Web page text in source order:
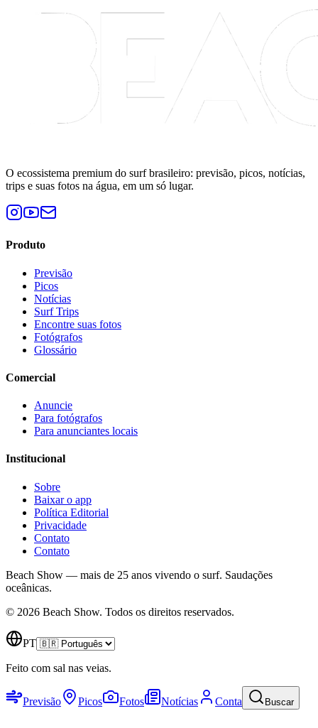
O ecossistema premium do surf brasileiro: previsão, picos, notícias,
trips e suas fotos na água, em um só lugar.
Produto
Previsão
Picos
Notícias
Surf Trips
Encontre suas fotos
Fotógrafos
Glossário
Comercial
Anuncie
Para fotógrafos
Para anunciantes locais
Institucional
Sobre
Baixar o app
Política Editorial
Privacidade
Contato
Contato
Beach Show — mais de 25 anos vivendo o surf. Saudações
oceânicas.
© 2026 Beach Show. Todos os direitos reservados.
PT
Feito com sal nas veias.
Previsão Picos Fotos Notícias Conta Buscar